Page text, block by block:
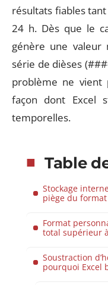
résultats fiables
24 h. Dès que le
génère une valeur
série de dièses
problème ne
façon dont Excel
temporelles.
Table
Stockage
piège du
Format
total supérieur
Soustraction
pourquoi Excel